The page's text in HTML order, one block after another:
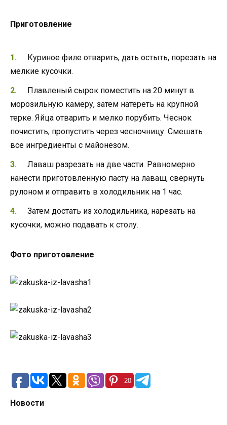
Приготовление
Куриное филе отварить, дать остыть, порезать на
мелкие кусочки.
Плавленый сырок поместить на 20 минут в
морозильную камеру, затем натереть на крупной
терке. Яйца отварить и мелко порубить. Чеснок
почистить, пропустить через чесночницу. Смешать
все ингредиенты с майонезом.
Лаваш разрезать на две части. Равномерно
нанести приготовленную пасту на лаваш, свернуть
рулоном и отправить в холодильник на 1 час.
Затем достать из холодильника, нарезать на
кусочки, можно подавать к столу.
Фото приготовление
20
Новости